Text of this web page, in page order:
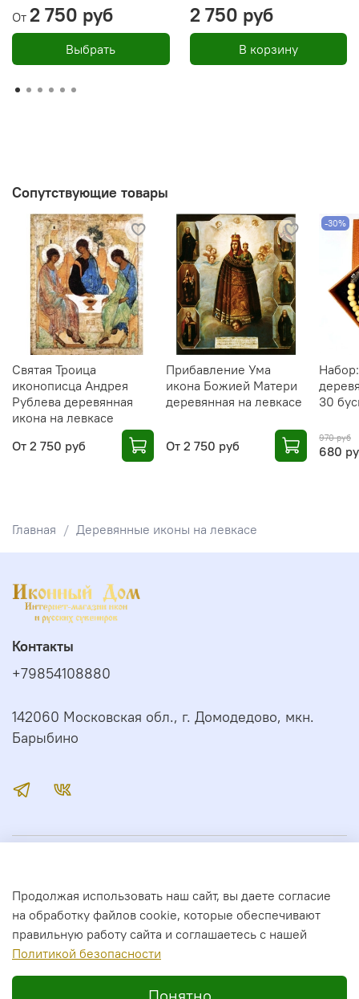
От 2 750 руб
Выбрать
2 750 руб
В корзину
Сопутствующие товары
Святая Троица
иконописца Андрея
Рублева деревянная
икона на левкасе
От 2 750 руб
Прибавление Ума
икона Божией Матери
деревянная на левкасе
От 2 750 руб
-30%
30
970 руб
680
Главная Деревянные иконы на левкасе
Сервис
Контакты
+79854108880
142060 Московская обл., г. Домодедово, мкн.
Барыбино
2026 год. Все права защищены.
Продолжая использовать наш сайт, вы даете согласие
на обработку файлов cookie, которые обеспечивают
правильную работу сайта и соглашаетесь с нашей
Политикой безопасности